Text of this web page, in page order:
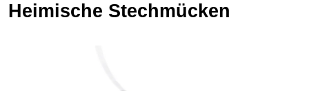
Heimische Stechmücken